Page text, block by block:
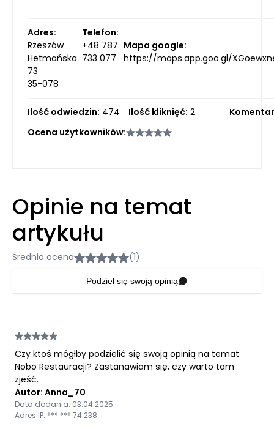
Adres:
Rzeszów
Hetmańska
73
35-078
Telefon:
+48 787
733 077
Mapa google:
https://maps.app.goo.gl/
Ilość odwiedzin: 474 Ilość kliknięć: 2
Ocena użytkowników:
Opinie na temat
artykułu
Średnia ocena (1)
Podziel się swoją opinią
Czy ktoś mógłby podzielić się swoją opinią na temat
Nobo Restauracji? Zastanawiam się, czy warto tam
zjeść.
Autor: Anna_70
Data dodania: 03.04.2025
Adres IP: ***.***.74.238